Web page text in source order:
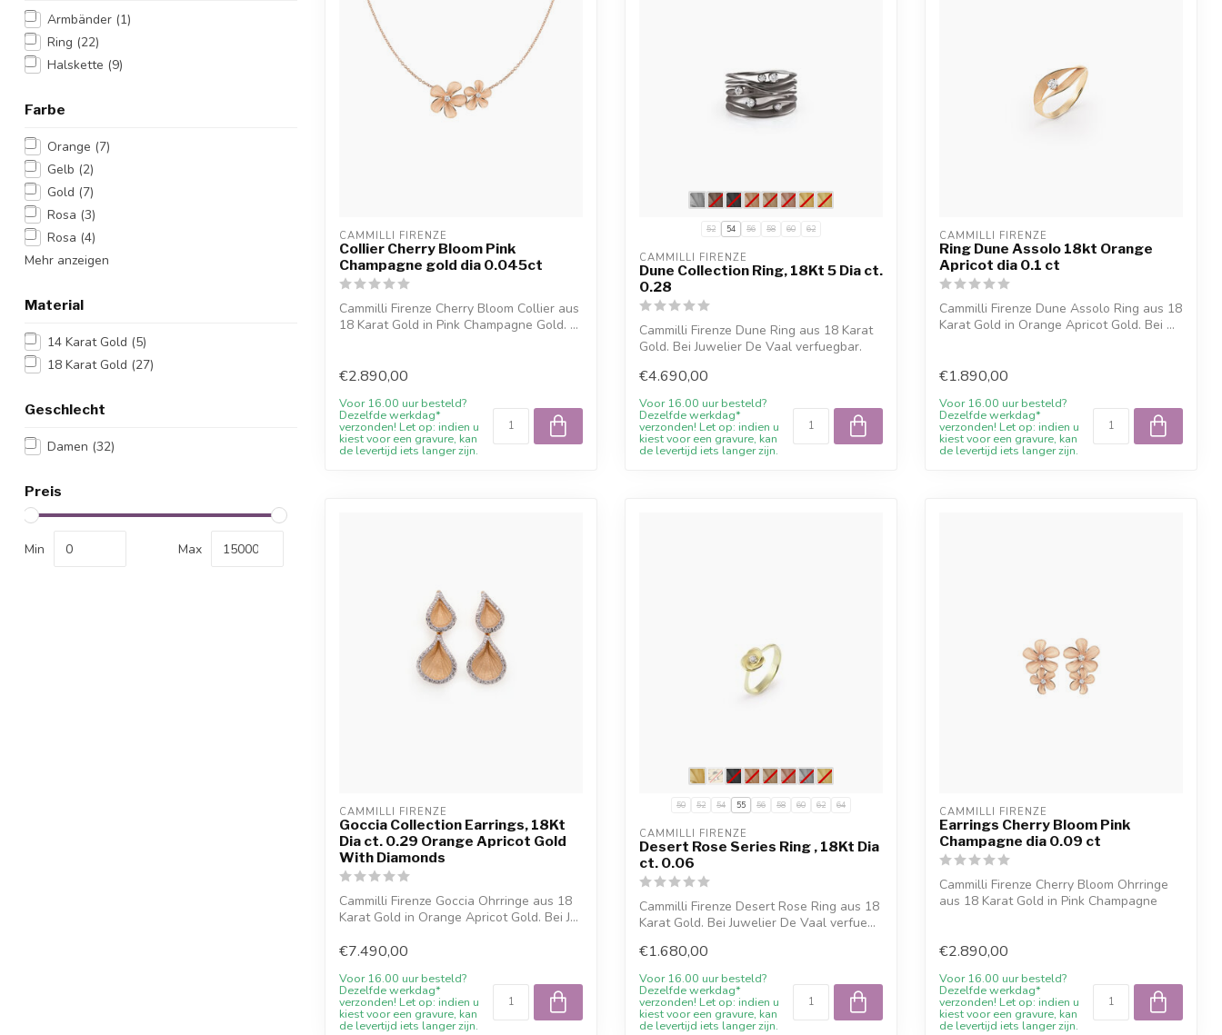
Armbänder (1)
Ring (22)
Halskette (9)
Farbe
Orange (7)
Gelb (2)
Gold (7)
Rosa (3)
Rosa (4)
Mehr anzeigen
Material
14 Karat Gold (5)
18 Karat Gold (27)
Geschlecht
Damen (32)
Preis
Min Max
CAMMILLI FIRENZE
Collier Cherry Bloom Pink
Champagne gold dia 0.045ct
Cammilli Firenze Cherry Bloom Collier aus
18 Karat Gold in Pink Champagne Gold. ...
€2.890,00
Voor 16.00 uur besteld?
Dezelfde werkdag*
verzonden! Let op: indien u
kiest voor een gravure, kan
de levertijd iets langer zijn.
52 54 56 58 60 62
CAMMILLI FIRENZE
Dune Collection Ring, 18Kt 5 Dia ct.
0.28
Cammilli Firenze Dune Ring aus 18 Karat
Gold. Bei Juwelier De Vaal verfuegbar.
€4.690,00
Voor 16.00 uur besteld?
Dezelfde werkdag*
verzonden! Let op: indien u
kiest voor een gravure, kan
de levertijd iets langer zijn.
CAMMILLI FIRENZE
Ring Dune Assolo 18kt Orange
Apricot dia 0.1 ct
Cammilli Firenze Dune Assolo Ring aus 18
Karat Gold in Orange Apricot Gold. Bei ...
€1.890,00
Voor 16.00 uur besteld?
Dezelfde werkdag*
verzonden! Let op: indien u
kiest voor een gravure, kan
de levertijd iets langer zijn.
CAMMILLI FIRENZE
Goccia Collection Earrings, 18Kt
Dia ct. 0.29 Orange Apricot Gold
With Diamonds
Cammilli Firenze Goccia Ohrringe aus 18
Karat Gold in Orange Apricot Gold. Bei J...
€7.490,00
Voor 16.00 uur besteld?
Dezelfde werkdag*
verzonden! Let op: indien u
kiest voor een gravure, kan
de levertijd iets langer zijn.
50 52 54 55 56 58 60 62 64
CAMMILLI FIRENZE
Desert Rose Series Ring , 18Kt Dia
ct. 0.06
Cammilli Firenze Desert Rose Ring aus 18
Karat Gold. Bei Juwelier De Vaal verfue...
€1.680,00
Voor 16.00 uur besteld?
Dezelfde werkdag*
verzonden! Let op: indien u
kiest voor een gravure, kan
de levertijd iets langer zijn.
CAMMILLI FIRENZE
Earrings Cherry Bloom Pink
Champagne dia 0.09 ct
Cammilli Firenze Cherry Bloom Ohrringe
aus 18 Karat Gold in Pink Champagne
€2.890,00
Voor 16.00 uur besteld?
Dezelfde werkdag*
verzonden! Let op: indien u
kiest voor een gravure, kan
de levertijd iets langer zijn.